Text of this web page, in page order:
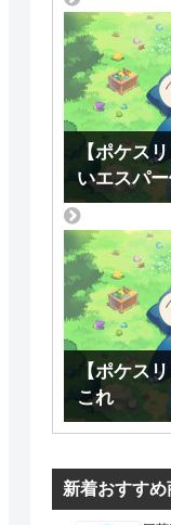
【ポケス
いエスパ
【ポケス
これ
新着おすすめ